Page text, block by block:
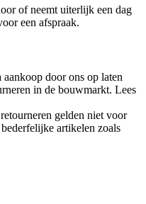
of neemt uiterlijk een dag
een afspraak.
door ons op laten
in de bouwmarkt. Lees
gelden niet voor
artikelen zoals